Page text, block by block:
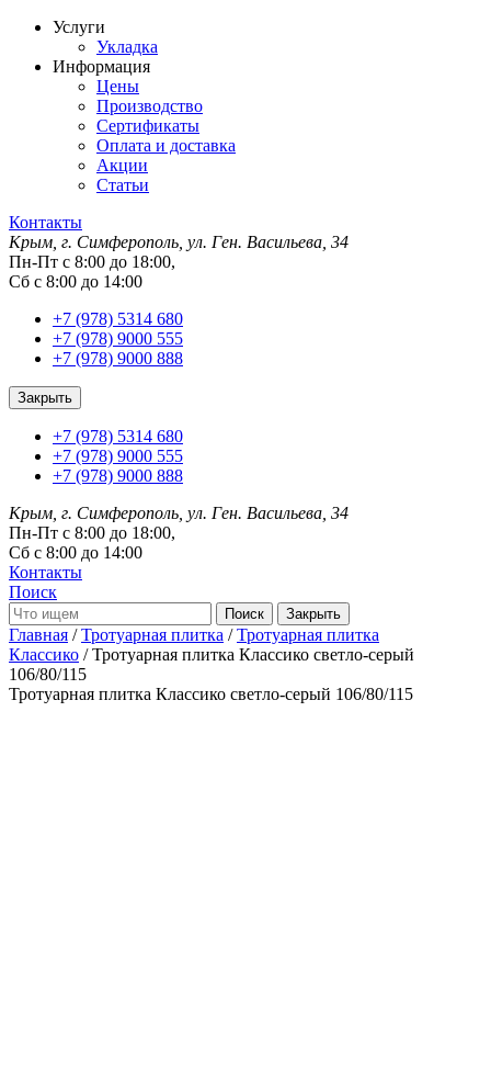
Услуги
Укладка
Информация
Цены
Производство
Сертификаты
Оплата и доставка
Акции
Статьи
Контакты
Крым, г. Симферополь, ул. Ген. Васильева, 34
Пн-Пт с 8:00 до 18:00,
Сб с 8:00 до 14:00
+7 (978) 5314 680
+7 (978) 9000 555
+7 (978) 9000 888
Закрыть
+7 (978) 5314 680
+7 (978) 9000 555
+7 (978) 9000 888
Крым, г. Симферополь, ул. Ген. Васильева, 34
Пн-Пт с 8:00 до 18:00,
Сб с 8:00 до 14:00
Контакты
Поиск
Закрыть
Главная /Тротуарная плитка /Тротуарная плитка
Классико / Тротуарная плитка Классико светло-серый
106/80/115
Тротуарная плитка Классико светло-серый 106/80/115